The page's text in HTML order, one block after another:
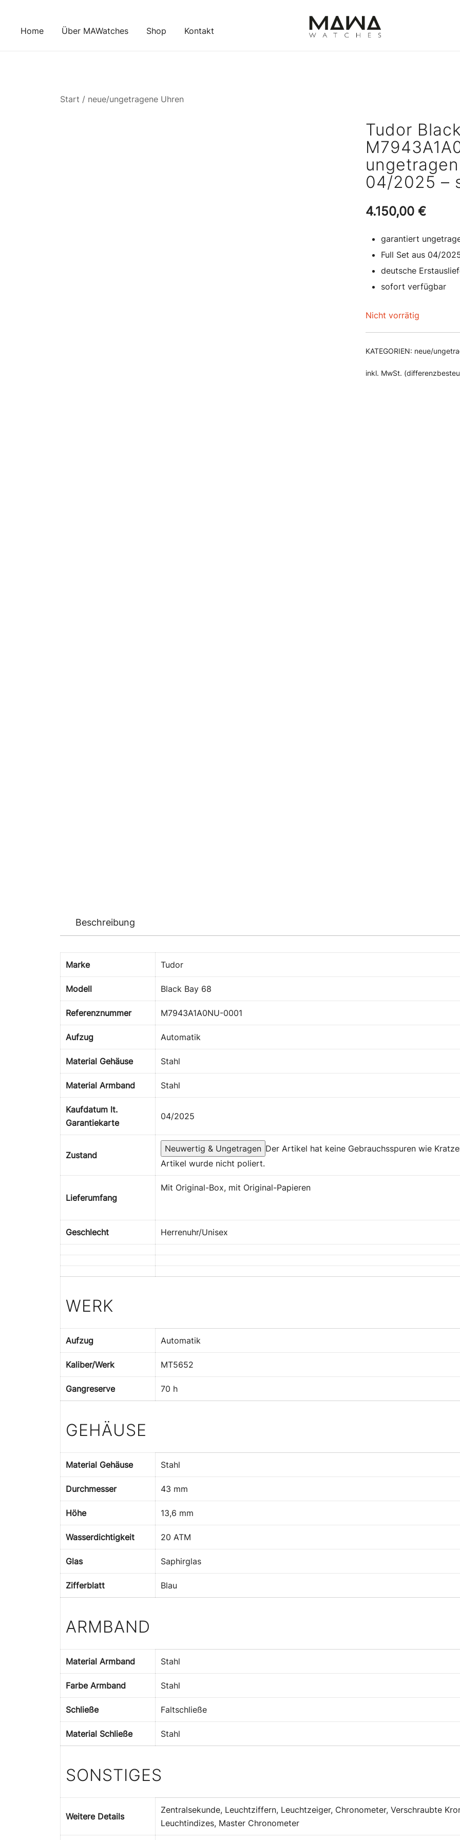
springenHome Über MAWatches Shop Kontakt
Start / neue/ungetragene Uhren
Tudor
04/2025 –
4.150,00 €
garantiert
Full Set aus 04/
deutsche
sofort verfügbar
Nicht vorrätig
KATEGORIEN: neue/
inkl. MwSt.
Beschreibung
Marke Tudor
Modell Black Bay 68
Referenznummer M7943A1A0NU-0001
Aufzug Automatik
Material Gehäuse Stahl
Material Armband Stahl
Kaufdatum lt.
Garantiekarte
04/2025
Zustand
Neuwertig & Ungetragen Der Artikel hat keine Gebrauchsspuren wie
Artikel wurde nicht poliert.
Lieferumfang
Mit Original-Box, mit Original-Papieren
Geschlecht Herrenuhr/Unisex
WERK
Aufzug Automatik
Kaliber/Werk MT5652
Gangreserve 70 h
GEHÄUSE
Material Gehäuse Stahl
Durchmesser 43 mm
Höhe 13,6 mm
Wasserdichtigkeit 20 ATM
Glas Saphirglas
Zifferblatt Blau
ARMBAND
Material Armband Stahl
Farbe Armband Stahl
Schließe Faltschließe
Material Schließe Stahl
SONSTIGES
Weitere Details
Zentralsekunde, Leuchtziffern, Leuchtzeiger, Chronometer, Verschraubte
Leuchtindizes, Master Chronometer